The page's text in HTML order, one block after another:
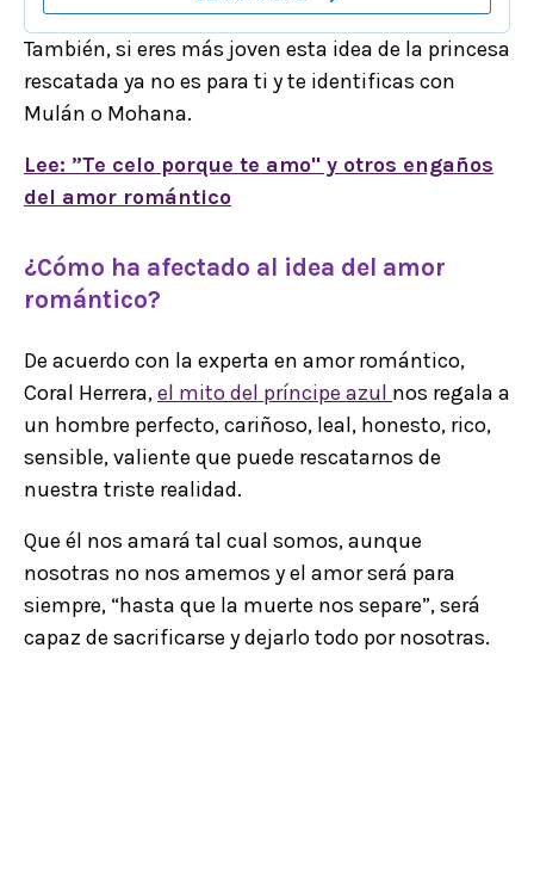
También, si eres más joven esta idea de la princesa
rescatada ya no es para ti y te identificas con
Mulán o Mohana.
Lee: ”Te celo porque te amo" y otros engaños
del amor romántico
¿Cómo ha afectado al idea del amor
romántico?
De acuerdo con la experta en amor romántico,
Coral Herrera,el mito del príncipe azul nos regala a
un hombre perfecto, cariñoso, leal, honesto, rico,
sensible, valiente que puede rescatarnos de
nuestra triste realidad.
Que él nos amará tal cual somos, aunque
nosotras no nos amemos y el amor será para
siempre, “hasta que la muerte nos separe”, será
capaz de sacrificarse y dejarlo todo por nosotras.